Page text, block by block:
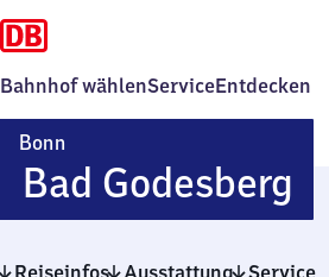
Bahnhof wählenServiceEntdecken
Bonn
Bad Godesberg
Ba​
Reiseinfos Ausstattung Service